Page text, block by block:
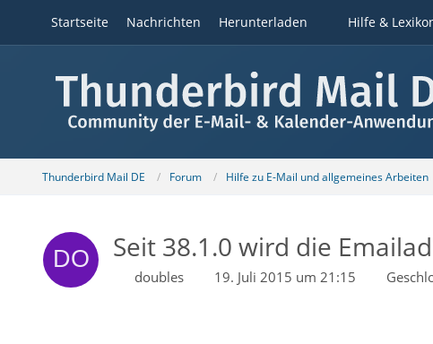
Startseite Nachrichten Herunterladen Hilfe &
Thunderbird Mail DE Forum Hilfe zu E-Mail und allgemeines Arbeiten
Seit 38.1.0 wird die
doubles 19. Juli 2015 um 21:15